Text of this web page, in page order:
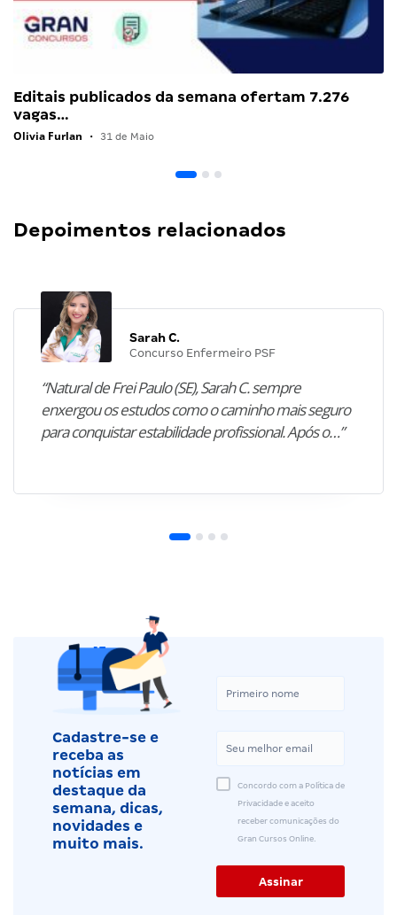
Editais publicados da semana ofertam 7.276
vagas…
Olivia Furlan • 31 de Maio
Depoimentos relacionados
Sarah C.
Concurso Enfermeiro PSF
“Natural de Frei Paulo (SE), Sarah C. sempre
enxergou os estudos como o caminho mais seguro
para conquistar estabilidade profissional. Após o…”
Cadastre-se e
receba as
notícias em
destaque da
semana, dicas,
novidades e
muito mais.
Concordo com a Política de
Privacidade e aceito
receber comunicações do
Gran Cursos Online.